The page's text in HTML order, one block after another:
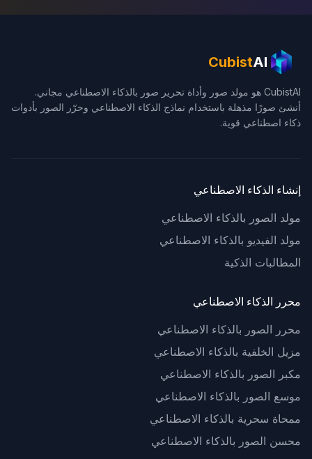
CubistAI
CubistAI هو مولد صور وأداة تحرير صور بالذكاء الاصطناعي مجاني.
أنشئ صورًا مذهلة باستخدام نماذج الذكاء الاصطناعي وحرّر الصور بأدوات
ذكاء اصطناعي قوية.
إنشاء الذكاء الاصطناعي
مولد الصور بالذكاء الاصطناعي
مولد الفيديو بالذكاء الاصطناعي
المطالبات الذكية
محرر الذكاء الاصطناعي
محرر الصور بالذكاء الاصطناعي
مزيل الخلفية بالذكاء الاصطناعي
مكبر الصور بالذكاء الاصطناعي
موسع الصور بالذكاء الاصطناعي
ممحاة سحرية بالذكاء الاصطناعي
محسن الصور بالذكاء الاصطناعي